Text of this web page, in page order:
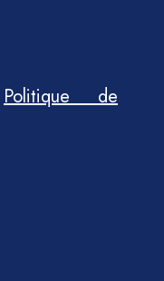
Politique de